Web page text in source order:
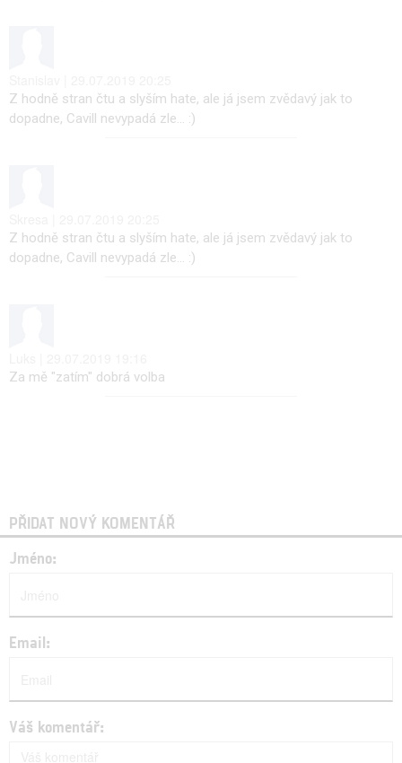
Z hodně stran čtu a slyším hate, ale já jsem zvědavý jak to
dopadne, Cavill nevypadá zle... :)
Z hodně stran čtu a slyším hate, ale já jsem zvědavý jak to
dopadne, Cavill nevypadá zle... :)
Za mě "zatím" dobrá volba
PŘIDAT NOVÝ KOMENTÁŘ
Jméno:
Email:
Váš komentář: